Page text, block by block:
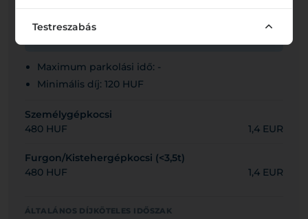
Zalaegerszeg parkolóház
Maximum parkolási idő: -
Minimális díj: 120 HUF
Személygépkocsi
480 HUF
1,4 EUR
Furgon/Kistehergépkocsi (<3,5t)
480 HUF
1,4 EUR
ÁLTALÁNOS DÍJKÖTELES IDŐSZAK
Testreszabás